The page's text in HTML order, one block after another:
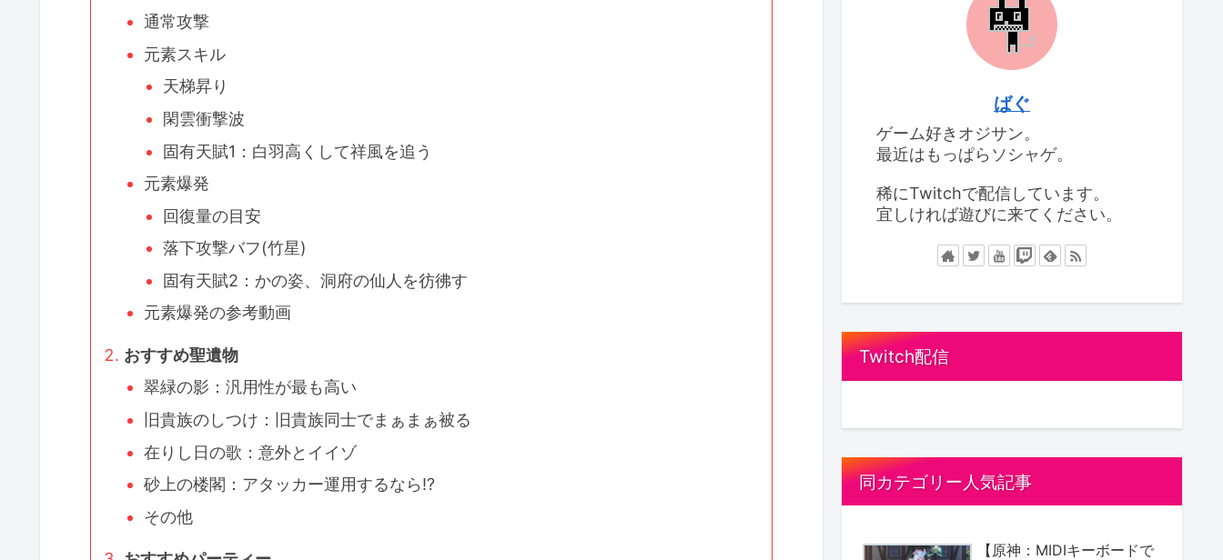
通常攻撃
元素スキル
天梯昇り
閑雲衝撃波
固有天賦1：白羽高くして祥風を追う
元素爆発
回復量の目安
落下攻撃バフ(竹星)
固有天賦2：かの姿、洞府の仙人を彷彿す
元素爆発の参考動画
おすすめ聖遺物
翠緑の影：汎用性が最も高い
旧貴族のしつけ：旧貴族同士でまぁまぁ被る
在りし日の歌：意外とイイゾ
砂上の楼閣：アタッカー運用するなら!?
その他
ばぐ
ゲーム好きオジサン。
最近はもっぱらソシャゲ。
稀にTwitchで配信しています。
宜しければ遊びに来てください。
Twitch配信
同カテゴリー人気記事
【原神：MIDIキーボードで